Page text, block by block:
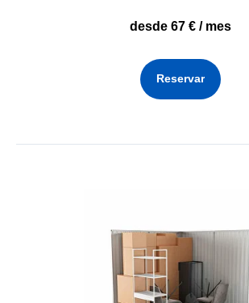
desde 67 € / mes
Reservar